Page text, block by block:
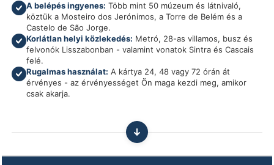
A belépés ingyenes: Több mint 50 múzeum és látnivaló,
köztük a Mosteiro dos Jerónimos, a Torre de Belém és a
Castelo de São Jorge.
Korlátlan helyi közlekedés: Metró, 28-as villamos, busz és
felvonók Lisszabonban - valamint vonatok Sintra és Cascais
felé.
Rugalmas használat: A kártya 24, 48 vagy 72 órán át
érvényes - az érvényességet Ön maga kezdi meg, amikor
csak akarja.